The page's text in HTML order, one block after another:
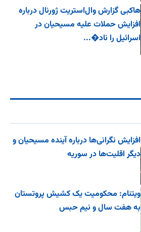
هاکبی گزارش وال‌استریت ژورنال درباره
افزایش حملات علیه مسیحیان در
اسرائیل را ناد�...
افزایش نگرانی‌ها درباره آینده مسیحیان و
دیگر اقلیت‌ها در سوریه
ویتنام: محکومیت یک کشیش پروتستان
به هفت سال و نیم حبس